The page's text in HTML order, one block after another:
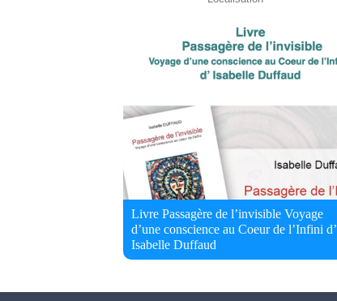
Livre Passagère de l’invisible Voyage
d’une conscience au Coeur de l’Infini d’
Isabelle Duffaud